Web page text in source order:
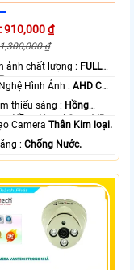
910,000 ₫
₫
ảnh chất lượng : FULL
.
👍 Công Nghệ Hình Ảnh :AHD CVI
🌔 Khi xem thiếu sáng : Hồng
Hồng Ngoại Smart IR.
CameraThân Kim loại.
️💎 Khả Năng :Chống Nước.